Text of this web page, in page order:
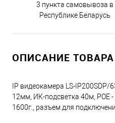
3 пункта самовывоза в
Республике Беларусь
ОПИСАНИЕ ТОВАРА
IP видеокамера LS-
12мм, ИК-подсветка 40м, POE
1600г., разъем для